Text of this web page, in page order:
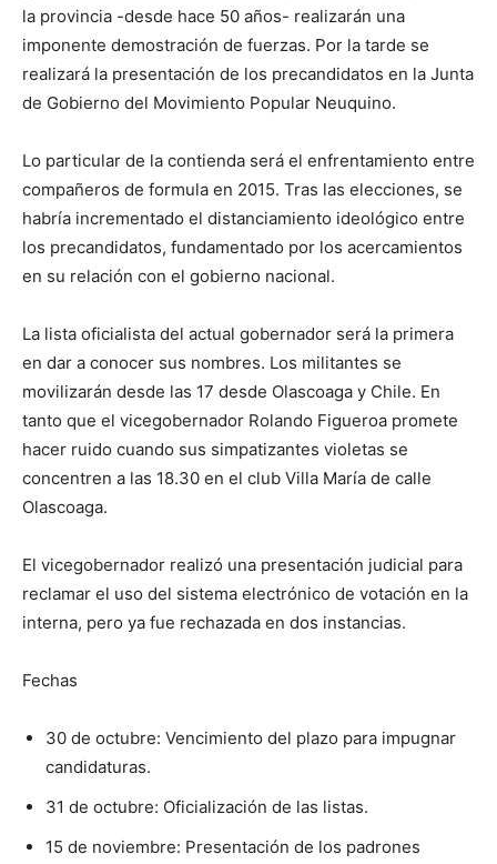
la provincia -desde hace 50 años- realizarán una
imponente demostración de fuerzas. Por la tarde se
realizará la presentación de los precandidatos en la Junta
de Gobierno del Movimiento Popular Neuquino.
Lo particular de la contienda será el enfrentamiento entre
compañeros de formula en 2015. Tras las elecciones, se
habría incrementado el distanciamiento ideológico entre
los precandidatos, fundamentado por los acercamientos
en su relación con el gobierno nacional.
La lista oficialista del actual gobernador será la primera
en dar a conocer sus nombres. Los militantes se
movilizarán desde las 17 desde Olascoaga y Chile. En
tanto que el vicegobernador Rolando Figueroa promete
hacer ruido cuando sus simpatizantes violetas se
concentren a las 18.30 en el club Villa María de calle
Olascoaga.
El vicegobernador realizó una presentación judicial para
reclamar el uso del sistema electrónico de votación en la
interna, pero ya fue rechazada en dos instancias.
Fechas
30 de octubre: Vencimiento del plazo para impugnar
candidaturas.
31 de octubre: Oficialización de las listas.
15 de noviembre: Presentación de los padrones